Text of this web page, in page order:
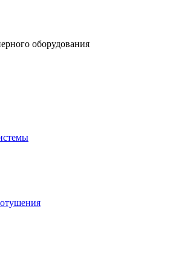
оборудования